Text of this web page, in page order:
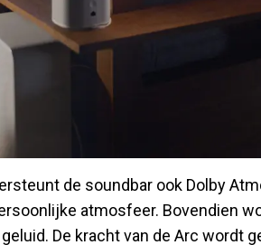
de soundbar ook Dolby
atmosfeer. Bovendien
De kracht van de Arc wordt